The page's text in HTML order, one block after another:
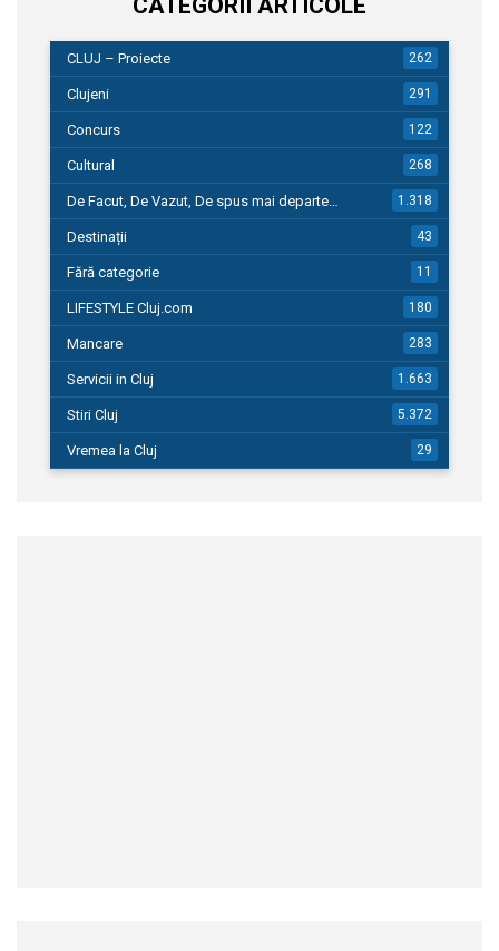
CLUJ – Proiecte 262
Clujeni 291
Concurs 122
Cultural 268
De Facut, De Vazut, De spus mai departe… 1.318
Destinații 43
Fără categorie 11
LIFESTYLE Cluj.com 180
Mancare 283
Servicii in Cluj 1.663
Stiri Cluj 5.372
Vremea la Cluj 29